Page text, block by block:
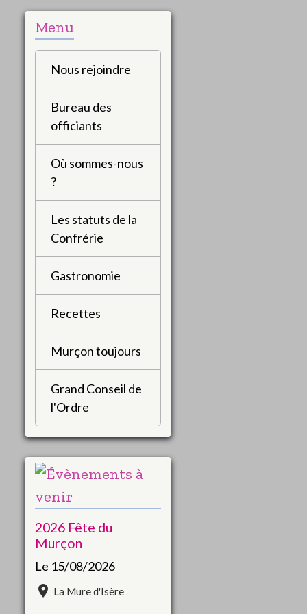
Menu
Nous rejoindre
Bureau des
officiants
Où sommes-nous
?
Les statuts de la
Confrérie
Gastronomie
Recettes
Murçon toujours
Grand Conseil de
l'Ordre
2026 Fête du
Murçon
Le 15/08/2026
La Mure d'Isère